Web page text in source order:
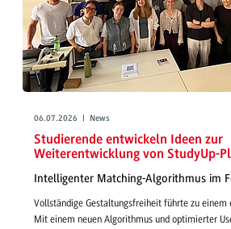
06.07.2026 | News
Studierende entwickeln Ideen zur
Weiterentwicklung von StudyUp-
Intelligenter Matching-Algorithmus im
Vollständige Gestaltungsfreiheit führte zu einem
Mit einem neuen Algorithmus und optimierter